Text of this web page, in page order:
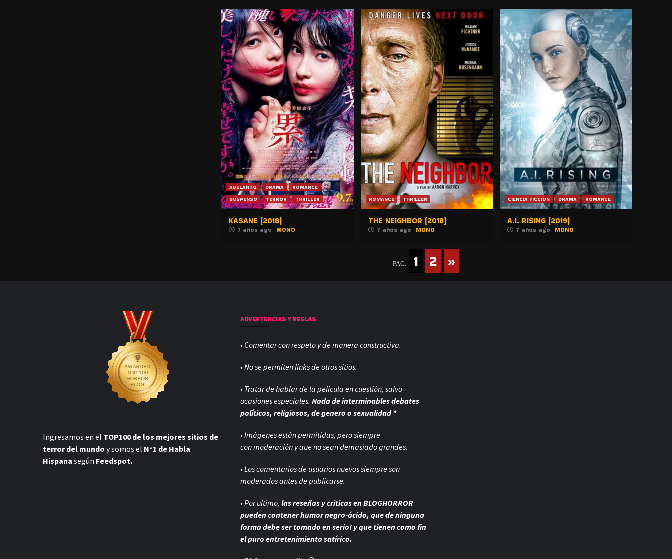
ADELANTO DRAMA
ROMANCE
SUSPENSO
TERROR THRILLER
KASANE (2018)
7 años ago MONO
ROMANCE THRILLER
THE NEIGHBOR (2018)
7 años ago MONO
CIENCIA FICCION DRAMA ROMANCE
A.I. RISING (2019)
7 años ago MONO
PAG: 1 2 »
Ingresamos en el TOP100 de los mejores sitios de
terror del mundo y somos el N°1 de Habla
Hispana según Feedspot.
ADVERTENCIAS Y REGLAS
• Comentar con respeto y de manera constructiva.
• No se permiten links de otros sitios.
• Tratar de hablar de la pelicula en cuestión, salvo
ocasiones especiales.Nada de interminables debates
políticos, religiosos, de genero o sexualidad *
• Imágenes están permitidas, pero siempre
conmoderación y que no sean demasiado grandes.
• Los comentarios de usuarios nuevos siempre son
moderados antes de publicarse.
• Por ultimo,las reseñas y criticas en BLOGHORROR
pueden contener humor negro-ácido, que de ninguna
forma debe ser tomado en serio! y que tienen como fin
el puro entretenimiento satírico.